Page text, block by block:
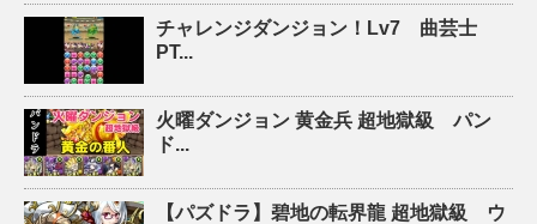
チャレンジダンジョン！Lv7 曲芸士
PT...
火曜ダンジョン 黄金兵 超地獄級 パン
ド...
【パズドラ】碧地の転界龍 超地獄級 ウ